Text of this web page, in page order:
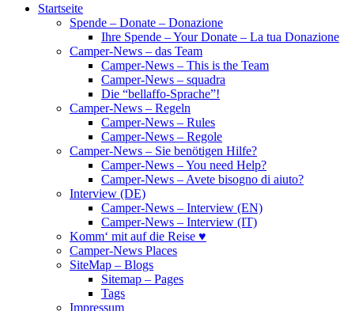
Startseite
Spende – Donate – Donazione
Ihre Spende – Your Donate – La tua Donazione
Camper-News – das Team
Camper-News – This is the Team
Camper-News – squadra
Die “bellaffo-Sprache”!
Camper-News – Regeln
Camper-News – Rules
Camper-News – Regole
Camper-News – Sie benötigen Hilfe?
Camper-News – You need Help?
Camper-News – Avete bisogno di aiuto?
Interview (DE)
Camper-News – Interview (EN)
Camper-News – Interview (IT)
Komm‘ mit auf die Reise ♥
Camper-News Places
SiteMap – Blogs
Sitemap – Pages
Tags
Impressum